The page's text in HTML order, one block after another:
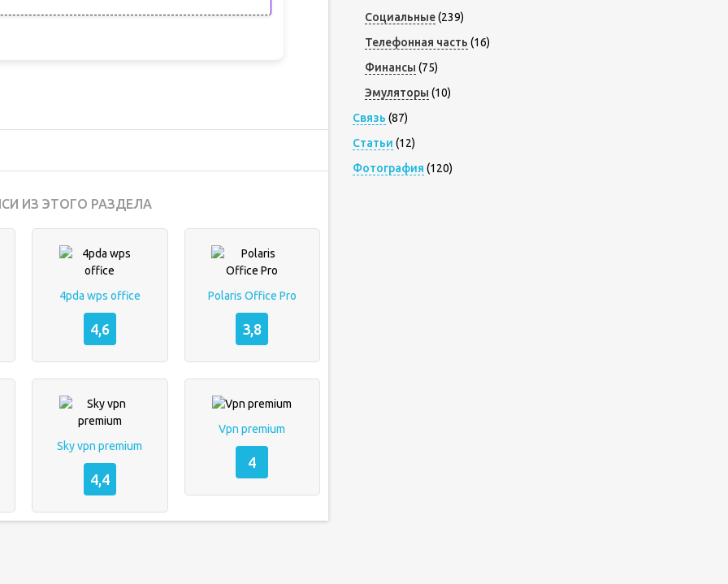
ИЗ ЭТОГО РАЗДЕЛА
4pda wps office
4,6
Polaris Office Pro
3,8
Sky vpn premium
4,4
Vpn premium
4
Социальные(239)
Телефонная часть (16)
Финансы (75)
Эмуляторы (10)
Связь (87)
Статьи (12)
Фотография (120)